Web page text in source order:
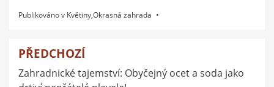
Publikováno v Květiny,Okrasná zahrada
Navigace
pro
PŘEDCHOZÍ
Zahradnické tajemství: Obyčejný ocet a soda jako